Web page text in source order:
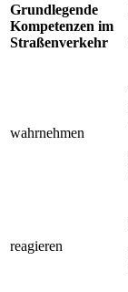
Grundlegende
Kompetenzen im
Straßenverkehr
wahrnehmen
reagieren